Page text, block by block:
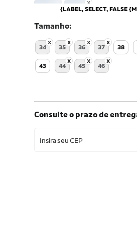
{LABEL, SELECT, FALSE
Tamanho
34 35 36 37 38
43 44 45 46
Consulte o prazo de
Insira seu CEP